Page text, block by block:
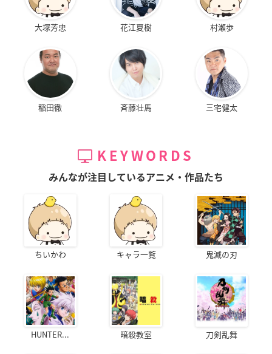
大塚芳忠 花江夏樹 村瀬歩
稲田徹 斉藤壮馬 三宅健太
KEYWORDS
みんなが注目しているアニメ・作品たち
ちいかわ キャラ一覧 鬼滅の刃
HUNTER... 暗殺教室 刀剣乱舞